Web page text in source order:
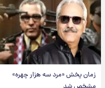
زمان پخش «مرد سه هزار چهره»